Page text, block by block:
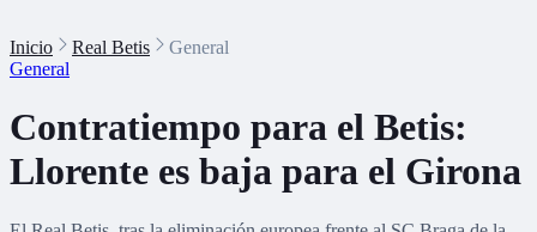
Inicio Real Betis
General
General
Contratiempo para el Betis:
Llorente es baja para el Girona